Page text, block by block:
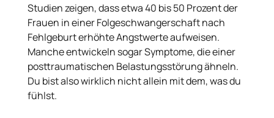
Studien zeigen, dass etwa 40 bis 50 Prozent der
Frauen in einer Folgeschwangerschaft nach
Fehlgeburt erhöhte Angstwerte aufweisen.
Manche entwickeln sogar Symptome, die einer
posttraumatischen Belastungsstörung ähneln.
Du bist also wirklich nicht allein mit dem, was du
fühlst.